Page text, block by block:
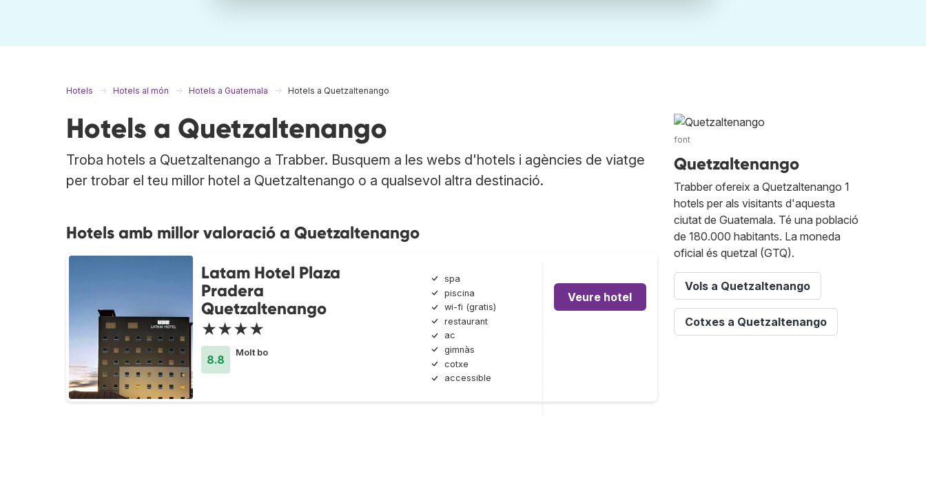
Hotels Hotels al món Hotels a Guatemala Hotels a Quetzaltenango
Hotels a Quetzaltenango
Troba hotels a Quetzaltenango a Trabber. Busquem a les webs d'hotels i agències de viatge
per trobar el teu millor hotel a Quetzaltenango o a qualsevol altra destinació.
Hotels amb millor valoració a Quetzaltenango
Latam Hotel Plaza
Pradera
Quetzaltenango
★★★★
8.8
Molt bo
spa
piscina
wi-fi (gratis)
restaurant
ac
gimnàs
cotxe
accessible
Veure hotel
font
Quetzaltenango
Trabber ofereix a Quetzaltenango 1
hotels per als visitants d'aquesta
ciutat de Guatemala. Té una població
de 180.000 habitants. La moneda
oficial és quetzal (GTQ).
Vols a Quetzaltenango
Cotxes a Quetzaltenango